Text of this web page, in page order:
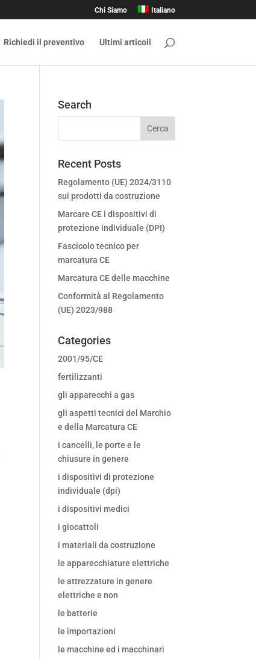
Chi Siamo Italiano
Richiedi il preventivo Ultimi articoli
Search
Recent Posts
Regolamento (UE) 2024/3110
sui prodotti da costruzione
Marcare CE i dispositivi di
protezione individuale (DPI)
Fascicolo tecnico per
marcatura CE
Marcatura CE delle macchine
Conformità al Regolamento
(UE) 2023/988
Categories
2001/95/CE
fertilizzanti
gli apparecchi a gas
gli aspetti tecnici del Marchio
e della Marcatura CE
i cancelli, le porte e le
chiusure in genere
i dispositivi di protezione
individuale (dpi)
i dispositivi medici
i giocattoli
i materiali da costruzione
le apparecchiature elettriche
le attrezzature in genere
elettriche e non
le batterie
le importazioni
le macchine ed i macchinari